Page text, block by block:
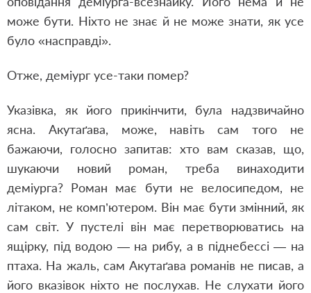
може бути. Ніхто не знає й не може знати, як усе
було «насправді».
Отже, деміург усе-таки помер?
Указівка, як його прикінчити, була надзвичайно
ясна. Акутаґава, може, навіть сам того не
бажаючи, голосно запитав: хто вам сказав, що,
шукаючи новий роман, треба винаходити
деміурга? Роман має бути не велосипедом, не
літаком, не комп’ютером. Він має бути змінний, як
сам світ. У пустелі він має перетворюватись на
ящірку, під водою — на рибу, а в піднебессі — на
птаха. На жаль, сам Акутаґава романів не писав, а
його вказівок ніхто не послухав. Не слухати його